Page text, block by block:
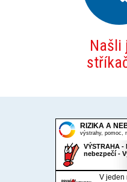
Našli